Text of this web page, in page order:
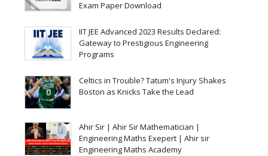
Exam Paper Download
IIT JEE Advanced 2023 Results Declared:
Gateway to Prestigious Engineering
Programs
Celtics in Trouble? Tatum's Injury Shakes
Boston as Knicks Take the Lead
Ahir Sir | Ahir Sir Mathematician |
Engineering Maths Exepert | Ahir sir
Engineering Maths Academy